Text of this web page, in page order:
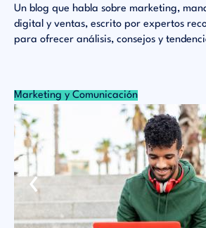
Un blog que habla sobre marketing,
digital y ventas, escrito por expertos
para ofrecer análisis, consejos y
Marketing y Comunicación
‹